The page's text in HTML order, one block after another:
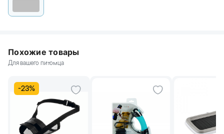
Похожие товары
Для вашего питомца
-23%